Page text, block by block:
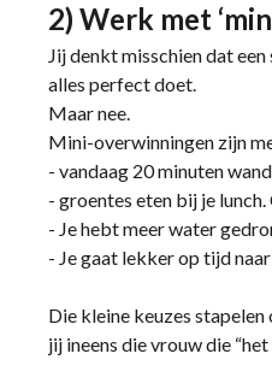
2) Werk met
Jij denkt misschien dat
alles perfect doet.
Maar nee.
Mini-overwinningen zijn
- vandaag 20 minuten
- groentes eten bij je lunch.
- Je hebt meer water
- Je gaat lekker op tijd
Die kleine keuzes
jij ineens die vrouw die